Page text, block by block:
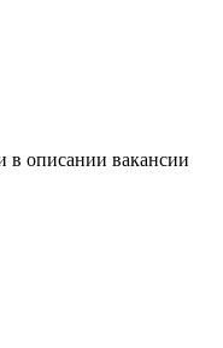
в описании вакансии